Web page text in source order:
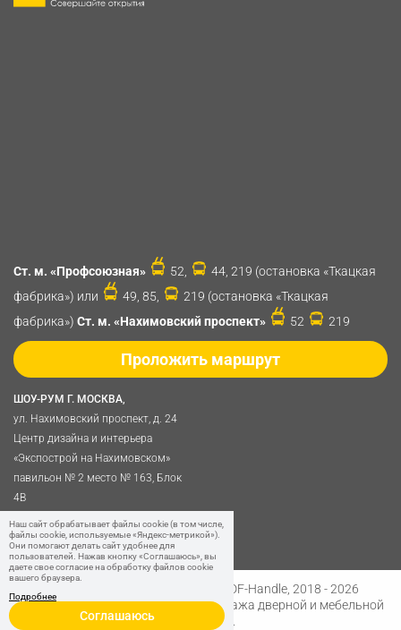
ШОУ-РУМ Г. МОСКВА,
ул. Нахимовский проспект, д. 24
Центр дизайна и интерьера
«Экспострой на Нахимовском»
павильон № 2 место № 163, Блок
4B
Политика обработки
персональных данных
Ст. м. «Профсоюзная» 52,
44, 219 (остановка «Ткацкая
фабрика») или
49, 85,
219 (остановка «Ткацкая
фабрика») Ст. м. «Нахимовский проспект» 52 219
Проложить маршрут
© SDF-Handle, 2018 - 2026
Интернет-магазин и розничная продажа дверной и мебельной
фурнитуры.
Наш сайт обрабатывает файлы cookie (в том числе,
файлы cookie, используемые «Яндекс-метрикой»).
Они помогают делать сайт удобнее для
пользователей. Нажав кнопку «Соглашаюсь», вы
даете свое согласие на обработку файлов cookie
вашего браузера.
Подробнее
Соглашаюсь